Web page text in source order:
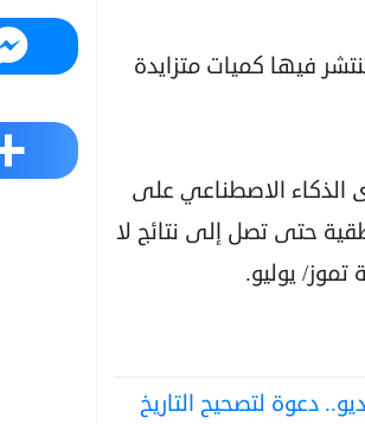
فيها كميات متزايدة
الذكاء الاصطناعي على
حتى تصل إلى نتائج لا
يوليو.
دعوة لتصحيح التاريخ
Share